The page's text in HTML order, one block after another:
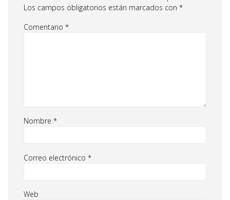
Los campos obligatorios están marcados con *
Comentario *
Nombre *
Correo electrónico *
Web